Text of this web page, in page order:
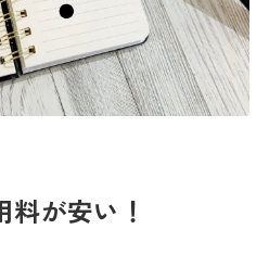
料が安い！